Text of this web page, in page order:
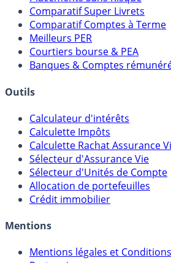
Placements Sans Risque
Comparatif Super Livrets
Comparatif Comptes à Terme
Meilleurs PER
Courtiers bourse & PEA
Calculateur d'intérêts
Calculette Impôts
Calculette Rachat Assurance Vie
Sélecteur d'Assurance Vie
Sélecteur d'Unités de Compte
Allocation de portefeuilles